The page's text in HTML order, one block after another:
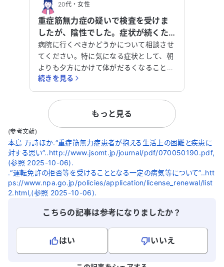
20代・女性
重症筋無力症の疑いで検査を受けま
したが、陰性でした。症状が続くた
め、病院に行くべきか相談させてく
ださい。
病院に行くべきかどうかについて相談させ
てください。特に気になる症状として、朝
よりも夕方にかけて体がだるくなることが
あります。現在、重症筋無力症（MG）の
疑いはなく、診断もされていませんが、以
前に病院を受診しました。 初めて症状を
感じたのは半年前ごろで、夕方になると上
下肢に力が入りにくくなりました。その2
り、首を支えるのも難しい状態になったた
め受診しました。MGの疑いで検査を受け
ましたが、アセチルコリンレセプター抗
体、Musk抗体、伝導刺激検査、テンシロ
ンテストのいずれも陰性でした。その結
介状も書いてもらえませんでした。 現
在、上下肢の易疲労感や脱力感はほぼ毎日
感じており、日によっては3〜4回むせるこ
ともあります。咀嚼に疲れるのもほぼ毎日
です。眼瞼下垂は日中はほとんどありませ
続きを見る
もっと見る
(参考文献)
本島 万詩ほか.“重症筋無力症患者が抱える生活上の困難と疾患に
対する思い”..http://www.jsomt.jp/journal/pdf/070050190.pdf,
(参照 2025-10-06).
.“運転免許の拒否等を受けることとなる一定の病気等について”..htt
ps://www.npa.go.jp/policies/application/license_renewal/list
2.html,(参照 2025-10-06).
こちらの記事は参考になりましたか？
はい
いいえ